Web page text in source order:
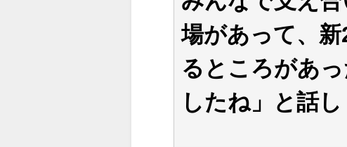
場があって、
るところがあ
したね」と話し